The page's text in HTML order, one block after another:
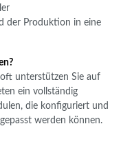
der Produktion in eine
unterstützen Sie auf
ein vollständig
die konfiguriert und
werden können.